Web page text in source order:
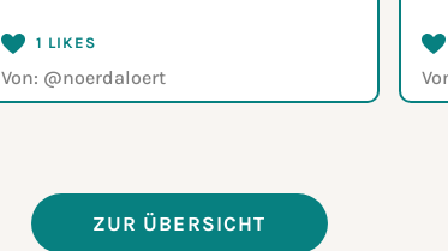
1 LIKES
Von: @noerdaloert
ZUR ÜBERSICHT